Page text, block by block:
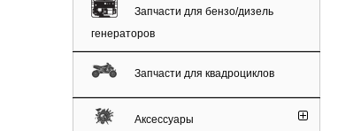
Запчасти для бензо/дизель
генераторов
Запчасти для квадроциклов
Аксессуары